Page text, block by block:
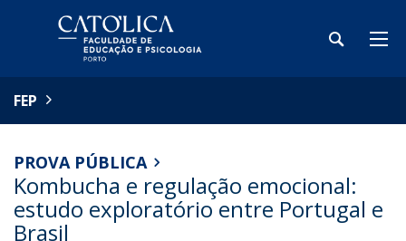
FEP
PROVA PÚBLICA
Kombucha e regulação emocional:
estudo exploratório entre Portugal e
Brasil